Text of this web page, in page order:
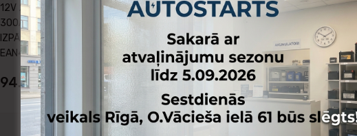
12V 20Ah(c20)
300A(EN) C50-N18L-A
IZPĀRDOŠANA
EAN4250227524322
94.40€
12V 30Ah(c20)
EAN4250227554428
109.60 € Skatīt